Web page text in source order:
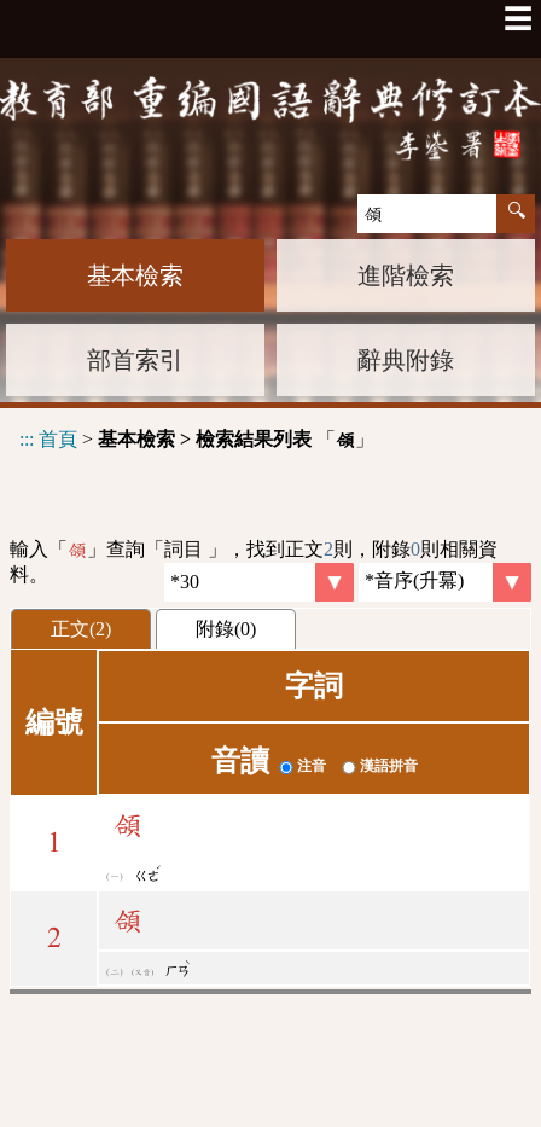
☰
基本檢索 進階檢索
部首索引 辭典附錄
::: 首頁 > 基本檢索 > 檢索結果列表 「 頜 」
輸入「 頜 」查詢「詞目 」，找到正文2則，附錄0則相關資
料。
正文(2) 附錄(0)
編號
字詞
音讀 注音 漢語拼音
1
頜
ㄍㄜ
ˊ
2
頜
(又音) ㄏㄢ
ˋ